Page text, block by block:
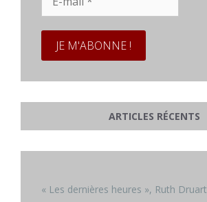
mail
ARTICLES RÉCENTS
« Les dernières heures », Ruth Druart